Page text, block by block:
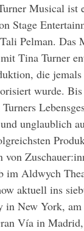
Musical ist
Stage
Pelman. Das
Tina Turner
die
wurde.
unglaublich
im Aldwych
aktuell ins
in New York, am
Vía in